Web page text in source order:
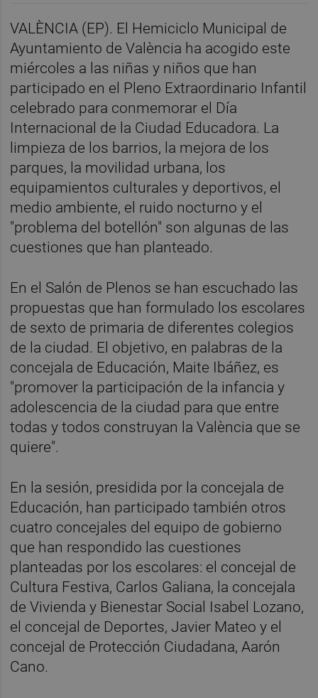
VALÈNCIA (EP). El Hemiciclo Municipal de
Ayuntamiento de València ha acogido este
miércoles a las niñas y niños que han
participado en el Pleno Extraordinario Infantil
celebrado para conmemorar el Día
Internacional de la Ciudad Educadora. La
limpieza de los barrios, la mejora de los
parques, la movilidad urbana, los
equipamientos culturales y deportivos, el
medio ambiente, el ruido nocturno y el
"problema del botellón" son algunas de las
cuestiones que han planteado.
En el Salón de Plenos se han escuchado las
propuestas que han formulado los escolares
de sexto de primaria de diferentes colegios
de la ciudad. El objetivo, en palabras de la
concejala de Educación, Maite Ibáñez, es
"promover la participación de la infancia y
adolescencia de la ciudad para que entre
todas y todos construyan la València que se
quiere".
En la sesión, presidida por la concejala de
Educación, han participado también otros
cuatro concejales del equipo de gobierno
que han respondido las cuestiones
planteadas por los escolares: el concejal de
Cultura Festiva, Carlos Galiana, la concejala
de Vivienda y Bienestar Social Isabel Lozano,
el concejal de Deportes, Javier Mateo y el
concejal de Protección Ciudadana, Aarón
Cano.